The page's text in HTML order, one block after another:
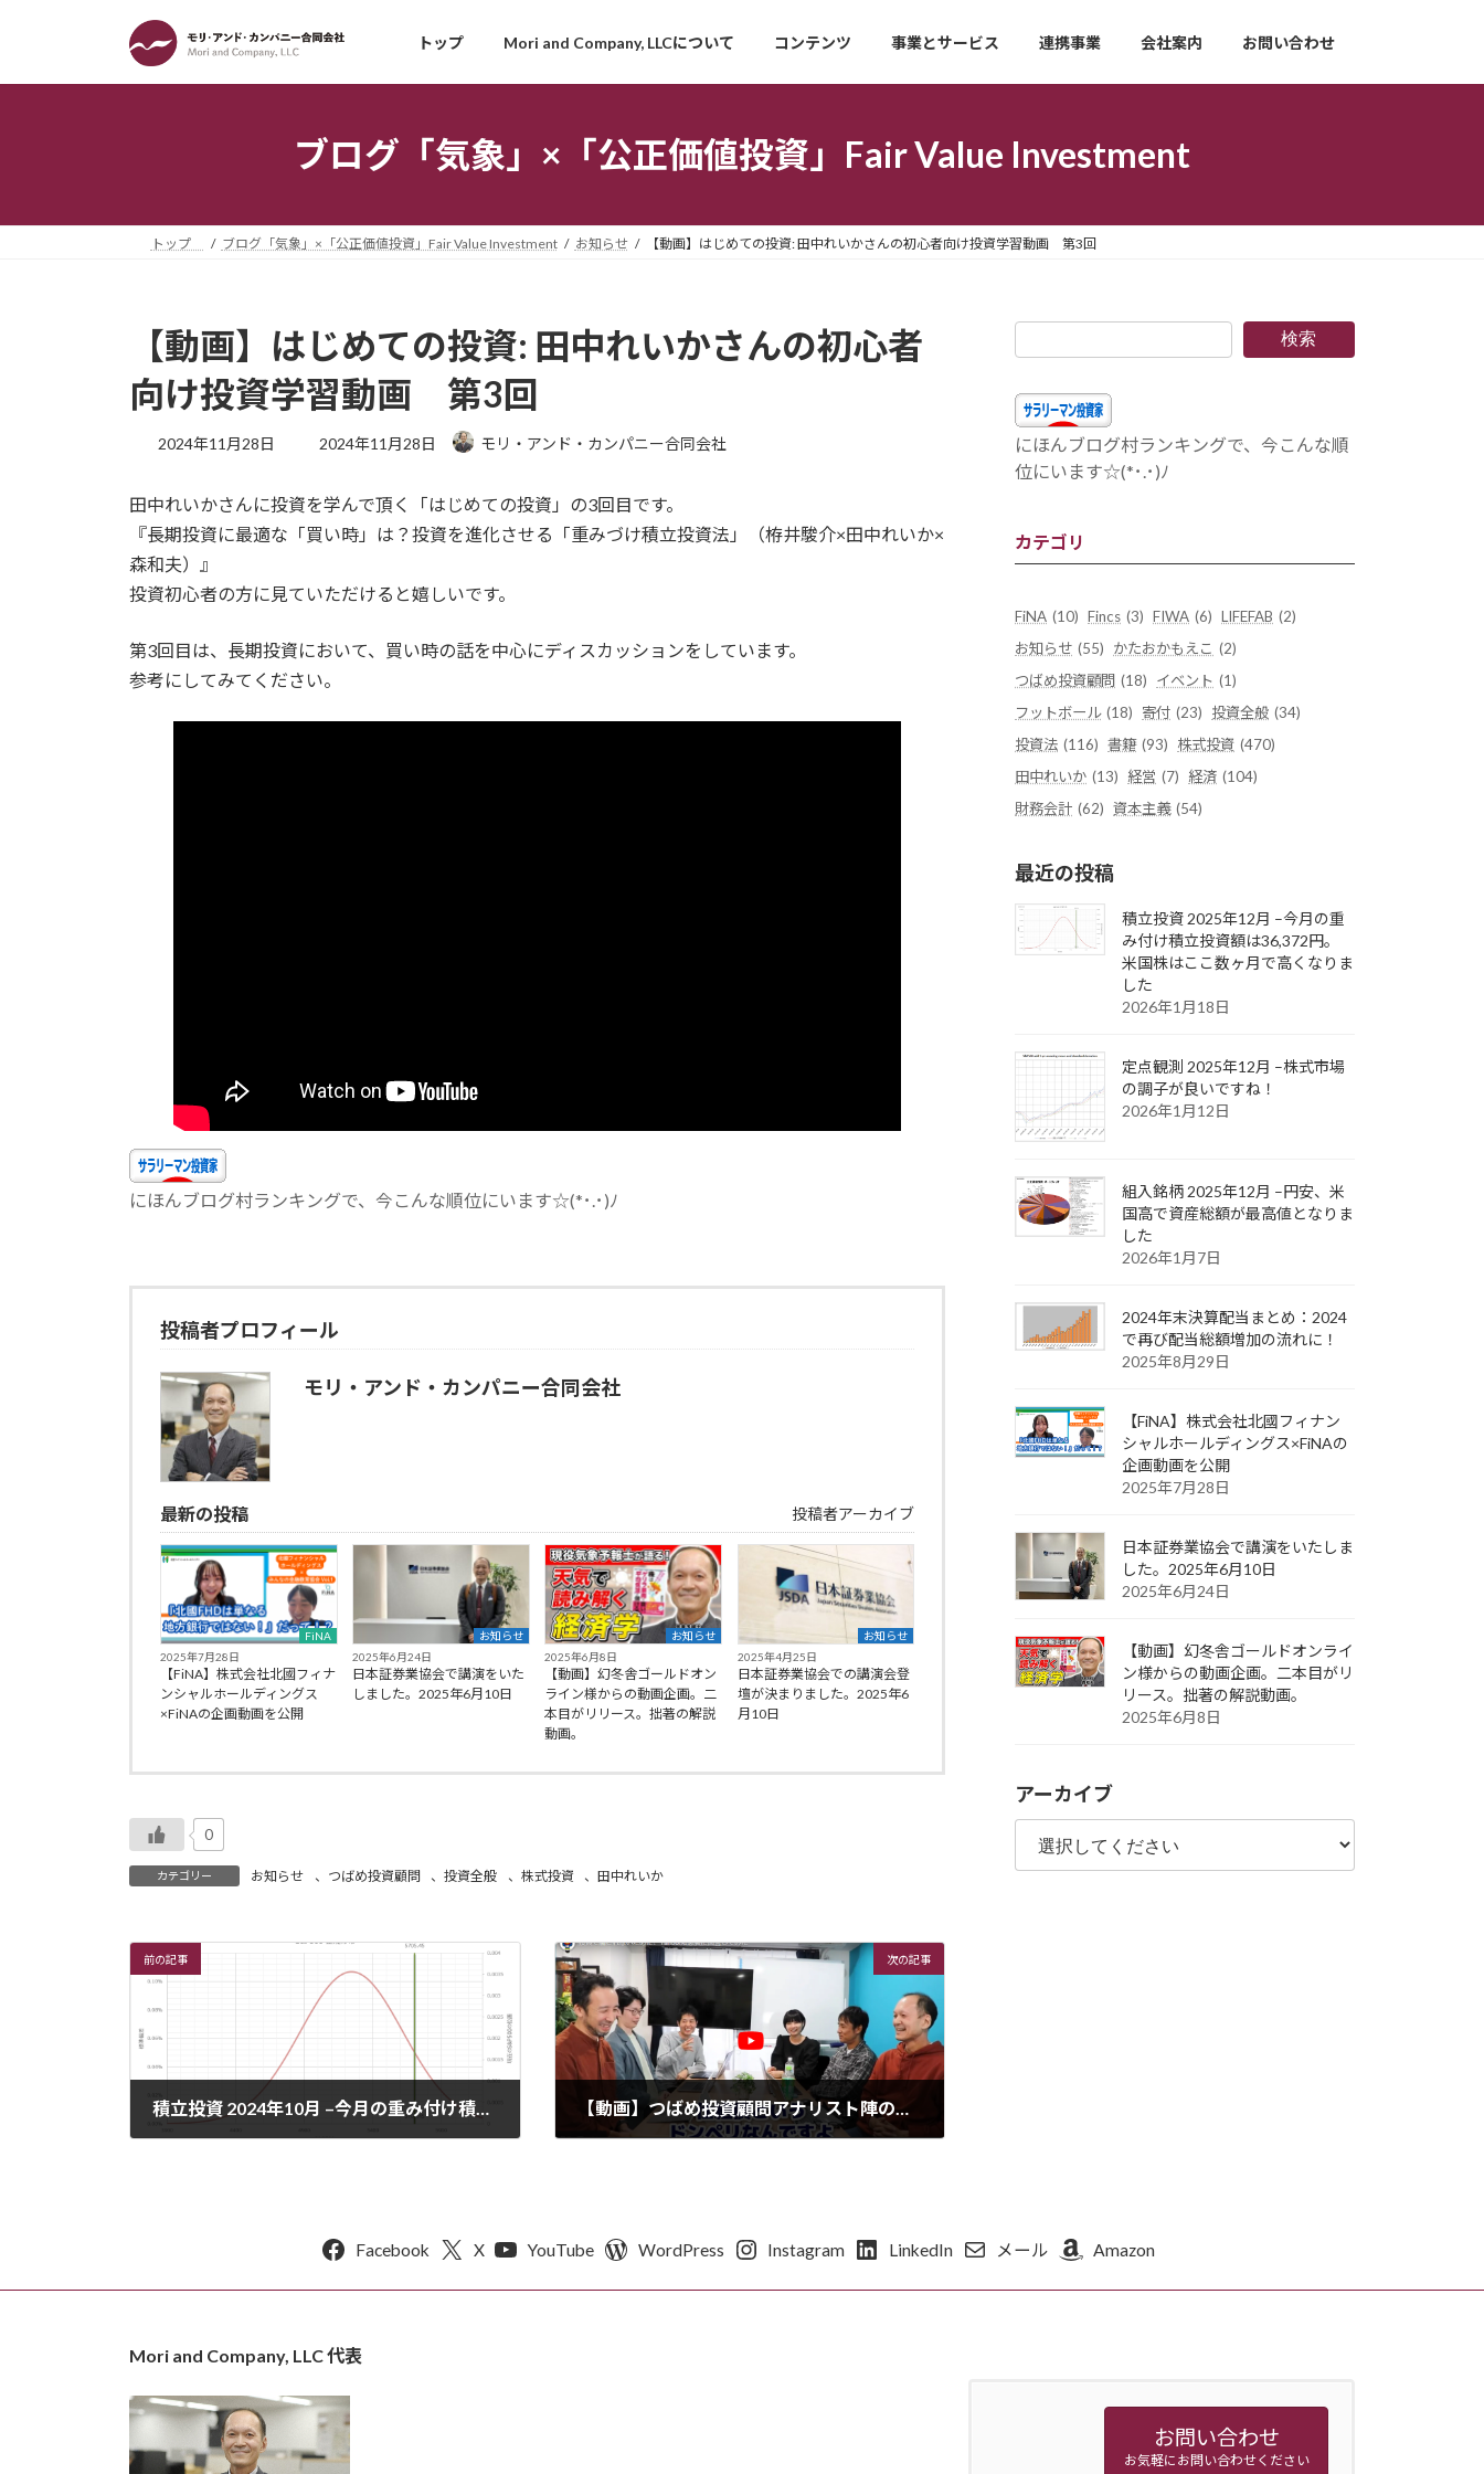
ッ
移
トップ Mori and Company, LLCについて コンテンツ 事業とサービス 連携事業 会社案内 お問い合わせ
ブログ「気象」×「公正価値投資」Fair Value Investment
トップ ブログ「気象」×「公正価値投資」Fair Value Investment お知らせ 【動画】はじめての投資: 田中れいかさんの初心者向け投資学習動画 第3回
【動画】はじめての投資: 田中れいかさんの初心者
向け投資学習動画 第3回
2024年11月28日
最
新
日
時
2024年11月28日 モリ・アンド・カンパニー合同会社
田中れいかさんに投資を学んで頂く「はじめての投資」の3回目です。
『長期投資に最適な「買い時」は？投資を進化させる「重みづけ積立投資法」（栫井駿介×田中れいか×
森和夫）』
投資初心者の方に見ていただけると嬉しいです。
第3回目は、長期投資において、買い時の話を中心にディスカッションをしています。
参考にしてみてください。
にほんブログ村ランキングで、今こんな順位にいます☆(*･.･)ﾉ
投稿者プロフィール
モリ・アンド・カンパニー合同会社
最新の投稿 投稿者アーカイブ
FiNA
2025年7月28日
【FiNA】株式会社北國フィナ
ンシャルホールディングス
×FiNAの企画動画を公開
お知らせ
2025年6月24日
日本証券業協会で講演をいた
しました。2025年6月10日
お知らせ
2025年6月8日
【動画】幻冬舎ゴールドオン
ライン様からの動画企画。二
本目がリリース。拙著の解説
動画。
お知らせ
2025年4月25日
日本証券業協会での講演会登
壇が決まりました。2025年6
月10日
0
カテゴリー お知らせ 、 つばめ投資顧問 、投資全般 、 株式投資 、田中れいか
前の記事
積立投資 2024年10月 –今月の重み付け積立投資額は37,484円。米国株はまだ高い状況。
次の記事
【動画】つばめ投資顧問アナリスト陣の「台本無し投資トーク」
検索
にほんブログ村ランキングで、今こんな順
位にいます☆(*･.･)ﾉ
カテゴリ
FiNA (10) Fincs (3) FIWA (6) LIFEFAB (2)
お知らせ (55) かたおかもえこ (2)
つばめ投資顧問 (18) イベント (1)
フットボール (18) 寄付 (23) 投資全般 (34)
投資法 (116) 書籍 (93) 株式投資 (470)
田中れいか (13) 経営 (7) 経済 (104)
財務会計 (62) 資本主義 (54)
最近の投稿
積立投資 2025年12月 –今月の重
み付け積立投資額は36,372円。
米国株はここ数ヶ月で高くなりま
した
2026年1月18日
定点観測 2025年12月 –株式市場
の調子が良いですね！
2026年1月12日
組入銘柄 2025年12月 –円安、米
国高で資産総額が最高値となりま
した
2026年1月7日
2024年末決算配当まとめ：2024
で再び配当総額増加の流れに！
2025年8月29日
【FiNA】株式会社北國フィナン
シャルホールディングス×FiNAの
企画動画を公開
2025年7月28日
日本証券業協会で講演をいたしま
した。2025年6月10日
2025年6月24日
【動画】幻冬舎ゴールドオンライ
ン様からの動画企画。二本目がリ
リース。拙著の解説動画。
2025年6月8日
アーカイブ
Facebook X YouTube WordPress Instagram LinkedIn メール Amazon
Mori and Company, LLC 代表
お問い合わせ
お気軽にお問い合わせください